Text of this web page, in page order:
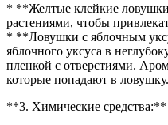
* **Желтые клейкие
растениями, чтобы
* **Ловушки с яблочным
яблочного уксуса в
пленкой с отверстиями.
которые попадают в ловушку.
**3. Химические средства:**